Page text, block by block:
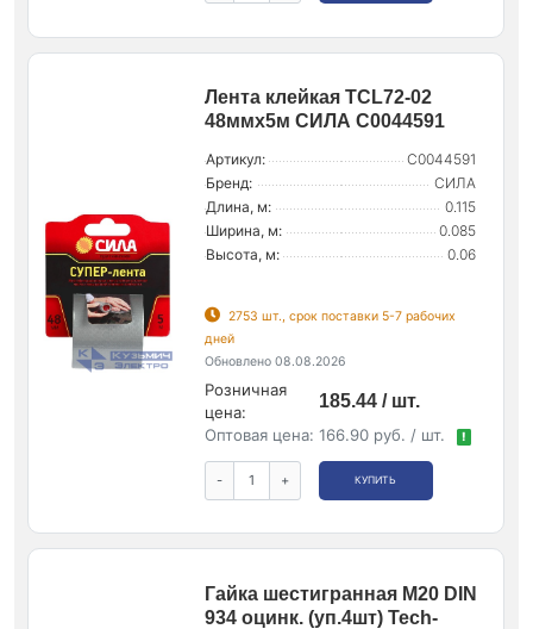
Лента клейкая TCL72-02
48ммх5м СИЛА C0044591
Артикул:
C0044591
Бренд:
СИЛА
Длина, м:
0.115
Ширина, м:
0.085
Высота, м:
0.06
2753 шт., срок поставки 5-7 рабочих
дней
Обновлено 08.08.2026
Розничная
цена:
185.44 / шт.
Оптовая цена: 166.90 руб. / шт. !
- + КУПИТЬ
Гайка шестигранная М20 DIN
934 оцинк. (уп.4шт) Tech-